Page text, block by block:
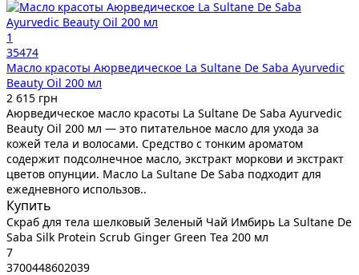
1
35474
Масло красоты Аюрведическое La Sultane De Saba Ayurvedic
Beauty Oil 200 мл
2 615 грн
Аюрведическое масло красоты La Sultane De Saba Ayurvedic
Beauty Oil 200 мл — это питательное масло для ухода за
кожей тела и волосами. Средство с тонким ароматом
содержит подсолнечное масло, экстракт моркови и экстракт
цветов опунции. Масло La Sultane De Saba подходит для
ежедневного использов..
Купить
Скраб для тела шелковый Зеленый Чай Имбирь La Sultane De
Saba Silk Protein Scrub Ginger Green Tea 200 мл
7
3700448602039